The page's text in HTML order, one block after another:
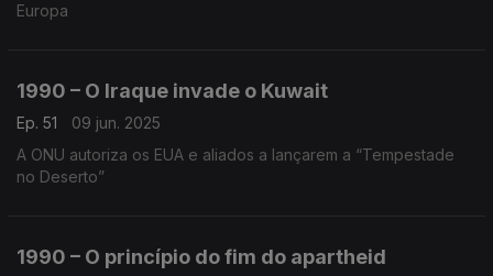
Europa
1990 – O Iraque invade o Kuwait
Ep. 51
09 jun. 2025
A ONU autoriza os EUA e aliados a lançarem a “Tempestade
no Deserto”
1990 – O princípio do fim do apartheid